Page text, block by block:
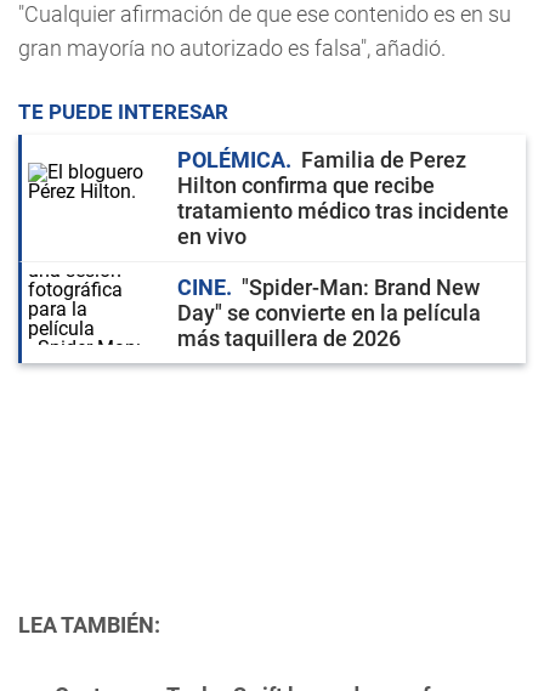
"Cualquier afirmación de que ese contenido es en su
gran mayoría no autorizado es falsa", añadió.
TE PUEDE INTERESAR
POLÉMICA
Familia de Perez
Hilton confirma que recibe
tratamiento médico tras incidente
en vivo
CINE
"Spider-Man: Brand New
Day" se convierte en la película
más taquillera de 2026
LEA TAMBIÉN: